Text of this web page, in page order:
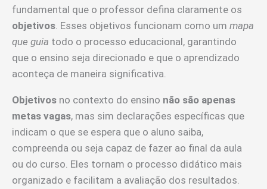
fundamental que o professor defina claramente os
objetivos . Esses objetivos funcionam como um mapa
que guia todo o processo educacional, garantindo
que o ensino seja direcionado e que o aprendizado
aconteça de maneira significativa.
Objetivos no contexto do ensino não são apenas
metas vagas, mas sim declarações específicas que
indicam o que se espera que o aluno saiba,
compreenda ou seja capaz de fazer ao final da aula
ou do curso. Eles tornam o processo didático mais
organizado e facilitam a avaliação dos resultados.